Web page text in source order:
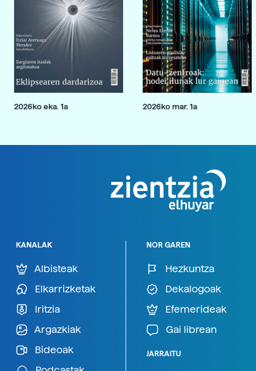
2026ko eka. 1a 2026ko mar. 1a
KANALAK
Albisteak
Elkarrizketak
Iritzia
Argazkiak
Bideoak
NOR GAREN
Hezkuntza
Dekalogoak
Efemerideak
Gai librean
JARRAITU